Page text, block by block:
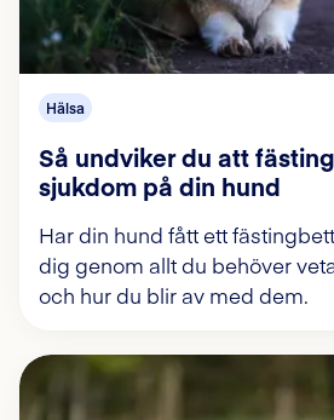
Hälsa
Så undviker du att
sjukdom på din hund
Har din hund fått ett
dig genom allt du behöver
och hur du blir av med dem.